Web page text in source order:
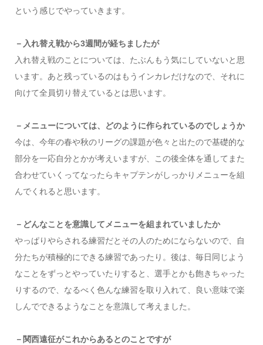
という感じでやっていきます。
－入れ替え戦から3週間が経ちましたが
入れ替え戦のことについては、たぶんもう気にしていないと思
います。あと残っているのはもうインカレだけなので、それに
向けて全員切り替えているとは思います。
－メニューについては、どのように作られているのでしょうか
今は、今年の春や秋のリーグの課題が色々と出たので基礎的な
部分を一応自分とかが考えいますが、この後全体を通してまた
合わせていくってなったらキャプテンがしっかりメニューを組
んでくれると思います。
－どんなことを意識してメニューを組まれていましたか
やっぱりやらされる練習だとその人のためにならないので、自
分たちが積極的にできる練習であったり。後は、毎日同じよう
なことをずっとやっていたりすると、選手とかも飽きちゃった
りするので、なるべく色んな練習を取り入れて、良い意味で楽
しんでできるようなことを意識して考えました。
－関西遠征がこれからあるとのことですが